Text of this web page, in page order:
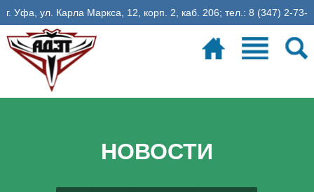
г. Уфа, ул. Карла Маркса, 12, корп. 2, каб. 206; тел.: 8 (347) 2-73-
06-35, эл. почта: fadet@ugatu.su
НОВОСТИ